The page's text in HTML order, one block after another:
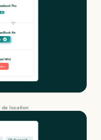
de location